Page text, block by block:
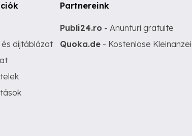
díjtáblázat
Partnereink
Publi24.ro - Anunturi gratuite
Quoka.de - Kostenlose